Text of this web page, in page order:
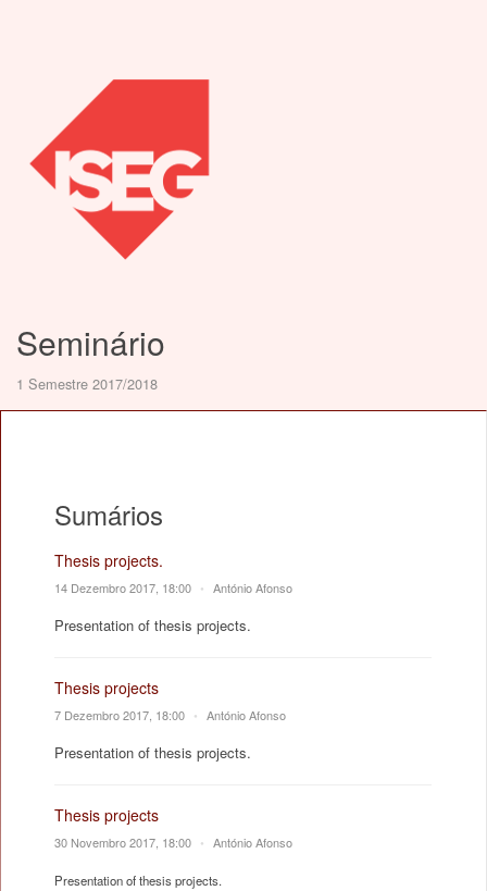
Seminário
1 Semestre 2017/2018
Sumários
Thesis projects.
14 Dezembro 2017, 18:00 • António Afonso
Presentation of thesis projects.
Thesis projects
7 Dezembro 2017, 18:00 • António Afonso
Presentation of thesis projects.
Thesis projects
30 Novembro 2017, 18:00 • António Afonso
Presentation of thesis projects.